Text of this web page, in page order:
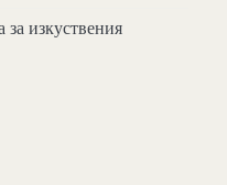
изкуствения